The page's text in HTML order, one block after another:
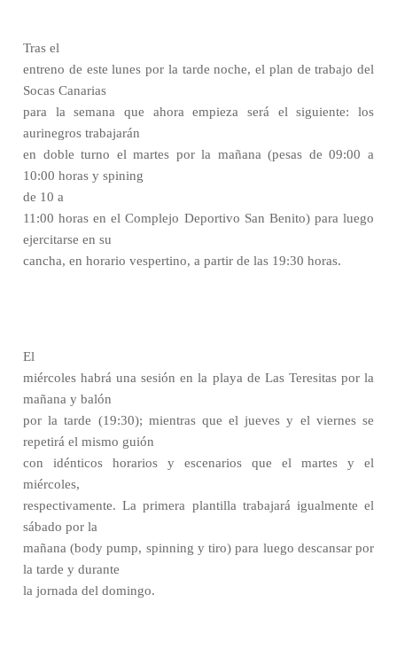
Tras el
entreno de este lunes por la tarde noche, el plan de trabajo del
Socas Canarias
para la semana que ahora empieza será el siguiente: los
aurinegros trabajarán
en doble turno el martes por la mañana (pesas de 09:00 a
10:00 horas y spining
de 10 a
11:00 horas en el Complejo Deportivo San Benito) para luego
ejercitarse en su
cancha, en horario vespertino, a partir de las 19:30 horas.
El
miércoles habrá una sesión en la playa de Las Teresitas por la
mañana y balón
por la tarde (19:30); mientras que el jueves y el viernes se
repetirá el mismo guión
con idénticos horarios y escenarios que el martes y el
miércoles,
respectivamente. La primera plantilla trabajará igualmente el
sábado por la
mañana (body pump, spinning y tiro) para luego descansar por
la tarde y durante
la jornada del domingo.